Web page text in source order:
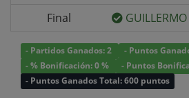
Final
- Partidos Ganados: 2
- Puntos
- % Bonificación: 0 %
- Puntos
- Puntos Ganados Total: 600 puntos